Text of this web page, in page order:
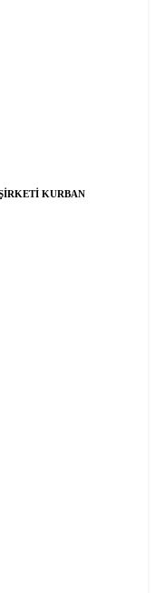
KURBAN